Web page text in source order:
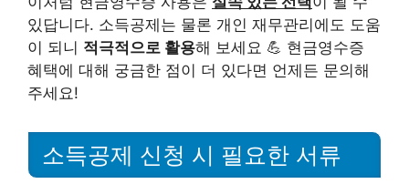
있답니다. 소득공제는 물론 개인 재무관리에도 도움
이 되니 적극적으로 활용해 보세요 💪 현금영수증
혜택에 대해 궁금한 점이 더 있다면 언제든 문의해
주세요!
소득공제 신청 시 필요한 서류